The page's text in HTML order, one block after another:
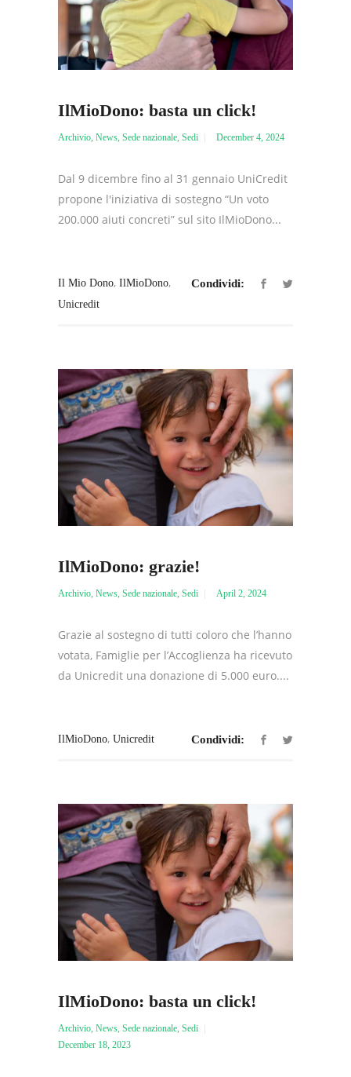
IlMioDono: basta un click!
Archivio News Sede nazionale Sedi December 4, 2024
Dal 9 dicembre fino al 31 gennaio UniCredit
propone l'iniziativa di sostegno “Un voto
200.000 aiuti concreti” sul sito IlMioDono...
Il Mio Dono, IlMioDono,
Unicredit
Condividi:
IlMioDono: grazie!
Archivio News Sede nazionale Sedi April 2, 2024
Grazie al sostegno di tutti coloro che l’hanno
votata, Famiglie per l’Accoglienza ha ricevuto
da Unicredit una donazione di 5.000 euro....
IlMioDono, Unicredit Condividi:
IlMioDono: basta un click!
Archivio, News, Sede nazionale, Sedi
December 18, 2023